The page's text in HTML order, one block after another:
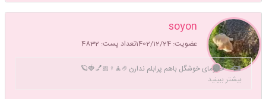
soyon
عضویت: 1402/12/24 تعداد پست: 4832
تینت بزن
خانومای خوشگل باهم پرابلم ندارن🤌🧘♀️🎀💅🍓🪐
بیشتر ببینید